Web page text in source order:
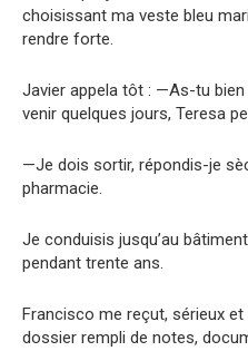
choisissant ma veste bleu
rendre forte.
Javier appela tôt : —As-tu
venir quelques jours, Teresa
—Je dois sortir, répondis-je
pharmacie.
Je conduisis jusqu’au
pendant trente ans.
Francisco me reçut, sérieux
dossier rempli de notes,